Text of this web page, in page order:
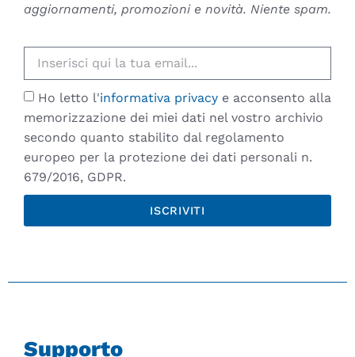
aggiornamenti, promozioni e novità. Niente spam.
Ho letto l'informativa privacy e acconsento alla
memorizzazione dei miei dati nel vostro archivio
secondo quanto stabilito dal regolamento
europeo per la protezione dei dati personali n.
679/2016, GDPR.
ISCRIVITI
Supporto